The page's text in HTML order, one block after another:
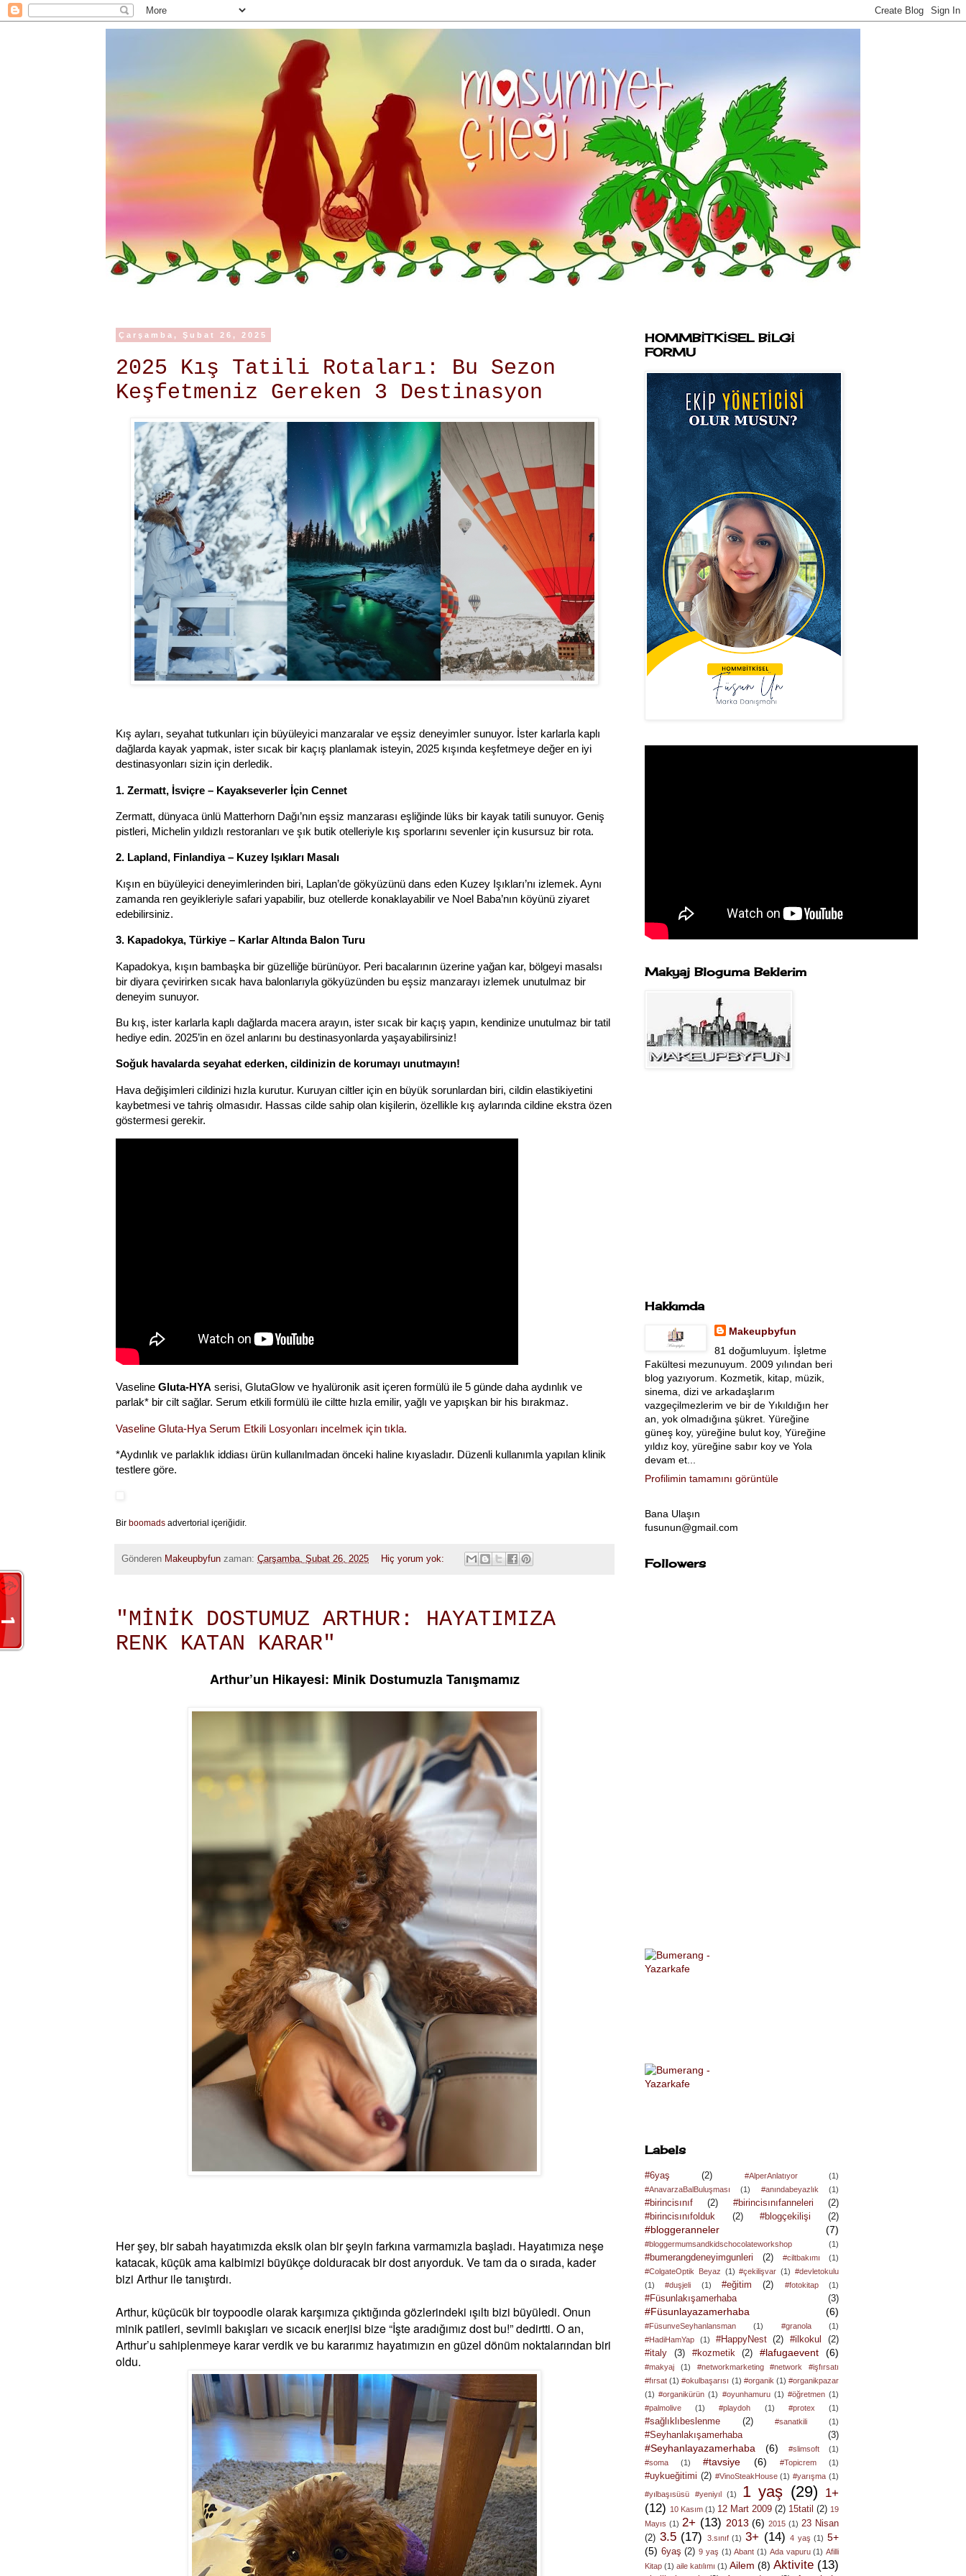
Çarşamba, Şubat 26, 2025
2025 Kış Tatili Rotaları: Bu Sezon
Keşfetmeniz Gereken 3 Destinasyon
Kış ayları, seyahat tutkunları için büyüleyici manzaralar ve eşsiz deneyimler sunuyor. İster karlarla kaplı
dağlarda kayak yapmak, ister sıcak bir kaçış planlamak isteyin, 2025 kışında keşfetmeye değer en iyi
destinasyonları sizin için derledik.
1. Zermatt, İsviçre – Kayakseverler İçin Cennet
Zermatt, dünyaca ünlü Matterhorn Dağı’nın eşsiz manzarası eşliğinde lüks bir kayak tatili sunuyor. Geniş
pistleri, Michelin yıldızlı restoranları ve şık butik otelleriyle kış sporlarını sevenler için kusursuz bir rota.
2. Lapland, Finlandiya – Kuzey Işıkları Masalı
Kışın en büyüleyici deneyimlerinden biri, Laplan’de gökyüzünü dans eden Kuzey Işıkları’nı izlemek. Aynı
zamanda ren geyikleriyle safari yapabilir, buz otellerde konaklayabilir ve Noel Baba’nın köyünü ziyaret
edebilirsiniz.
3. Kapadokya, Türkiye – Karlar Altında Balon Turu
Kapadokya, kışın bambaşka bir güzelliğe bürünüyor. Peri bacalarının üzerine yağan kar, bölgeyi masalsı
bir diyara çevirirken sıcak hava balonlarıyla gökyüzünden bu eşsiz manzarayı izlemek unutulmaz bir
deneyim sunuyor.
Bu kış, ister karlarla kaplı dağlarda macera arayın, ister sıcak bir kaçış yapın, kendinize unutulmaz bir tatil
hediye edin. 2025’in en özel anlarını bu destinasyonlarda yaşayabilirsiniz!
Soğuk havalarda seyahat ederken, cildinizin de korumayı unutmayın!
Hava değişimleri cildinizi hızla kurutur. Kuruyan ciltler için en büyük sorunlardan biri, cildin elastikiyetini
kaybetmesi ve tahriş olmasıdır. Hassas cilde sahip olan kişilerin, özellikle kış aylarında cildine ekstra özen
göstermesi gerekir.
Vaseline Gluta-HYA serisi, GlutaGlow ve hyalüronik asit içeren formülü ile 5 günde daha aydınlık ve
parlak* bir cilt sağlar. Serum etkili formülü ile ciltte hızla emilir, yağlı ve yapışkan bir his bırakmaz.
Vaseline Gluta-Hya Serum Etkili Losyonları incelmek için tıkla.
*Aydınlık ve parlaklık iddiası ürün kullanılmadan önceki haline kıyasladır. Düzenli kullanımla yapılan klinik
testlere göre.
Bir boomads advertorial içeriğidir.
Gönderen Makeupbyfun zaman: Çarşamba, Şubat 26, 2025 Hiç yorum yok:
"MİNİK DOSTUMUZ ARTHUR: HAYATIMIZA
RENK KATAN KARAR"
Arthur’un Hikayesi: Minik Dostumuzla Tanışmamız
Her şey, bir sabah hayatımızda eksik olan bir şeyin farkına varmamızla başladı. Hayatımıza neşe
katacak, küçük ama kalbimizi büyükçe dolduracak bir dost arıyorduk. Ve tam da o sırada, kader
bizi Arthur ile tanıştırdı.
Arthur, küçücük bir toypoodle olarak karşımıza çıktığında gözlerindeki ışıltı bizi büyüledi. Onun
minik patileri, sevimli bakışları ve sıcacık enerjisi bize “İşte aradığımız dost bu!” dedirtti. O an,
Arthur’u sahiplenmeye karar verdik ve bu kararımız hayatımızın en güzel dönüm noktalarından biri
oldu.
HOMMBİTKİSEL BİLGİ
FORMU
Makyaj Bloguma Beklerim
Hakkımda
Makeupbyfun
81 doğumluyum. İşletme
Fakültesi mezunuyum. 2009 yılından beri
blog yazıyorum. Kozmetik, kitap, müzik,
sinema, dizi ve arkadaşlarım
vazgeçilmezlerim ve bir de Yıkıldığın her
an, yok olmadığına şükret. Yüreğine
güneş koy, yüreğine bulut koy, Yüreğine
yıldız koy, yüreğine sabır koy ve Yola
devam et...
Profilimin tamamını görüntüle
Bana Ulaşın
fusunun@gmail.com
Followers
Labels
#6yaş (2) #AlperAnlatıyor
(1)
#AnavarzaBalBuluşması
(1) #anındabeyazlık (1)
#birincisınıf (2) #birincisınıfanneleri
(2)
#birincisınıfolduk
(2) #blogçekilişi (2)
#bloggeranneler (7)
#bloggermumsandkidschocolateworkshop (1)
#bumerangdeneyimgunleri (2) #ciltbakımı
(1)
#ColgateOptik Beyaz (1) #çekilişvar (1) #devletokulu
(1)
#duşjeli (1) #eğitim (2) #fotokitap (1)
#Füsunlakışamerhaba (3)
#Füsunlayazamerhaba (6)
#FüsunveSeyhanlansman (1) #granola
(1)
#HadiHamYap
(1) #HappyNest (2) #ilkokul
(2)
#italy
(3) #kozmetik (2) #lafugaevent (6)
#makyaj (1)
#networkmarketing #network #işfırsatı
#fırsat (1) #okulbaşarısı (1) #organik (1) #organikpazar
(1) #organikürün (1) #oyunhamuru (1) #öğretmen (1)
#palmolive
(1) #playdoh (1) #protex (1)
#sağlıklıbeslenme (2) #sanatkili (1)
#Seyhanlakışamerhaba (3)
#Seyhanlayazamerhaba (6) #slimsoft
(1)
#soma
(1) #tavsiye (6) #Topicrem (1)
#uykueğitimi (2) #VinoSteakHouse (1) #yarışma (1)
#yılbaşısüsü #yeniyıl (1) 1 yaş (29)
1+
(12) 10 Kasım (1) 12 Mart 2009 (2) 15tatil (2) 19
Mayıs (1) 2+ (13) 2013 (6) 2015 (1) 23 Nisan
(2) 3.5 (17) 3.sınıf (1) 3+ (14) 4 yaş (1) 5+
(5) 6yaş (2) 9 yaş (1) Abant (1) Ada vapuru (1) Afilli
Kitap (1) aile katılımı (1) Ailem (8) Aktivite (13)